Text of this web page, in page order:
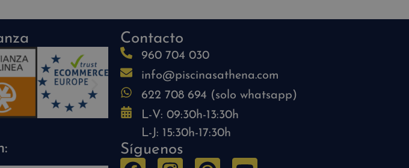
Contacto
960 704 030
info@piscinasathena.com
622 708 694 (solo whatsapp)
L-V: 09:30h-13:30h
L-J: 15:30h-17:30h
Síguenos